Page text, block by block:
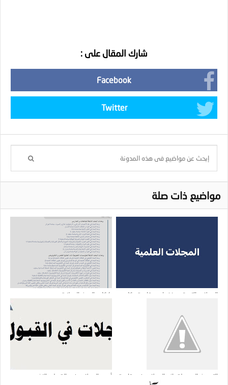
شارك المقال على :
Facebook
Twitter
مواضيع ذات صلة
المجلات التي تم حذفها من قاعدة بيانات
كيانات البحث الوطنية
التحديث الجديد لقوائم المجلات في قاعدة
أسرع المجلات في القبول والنشر